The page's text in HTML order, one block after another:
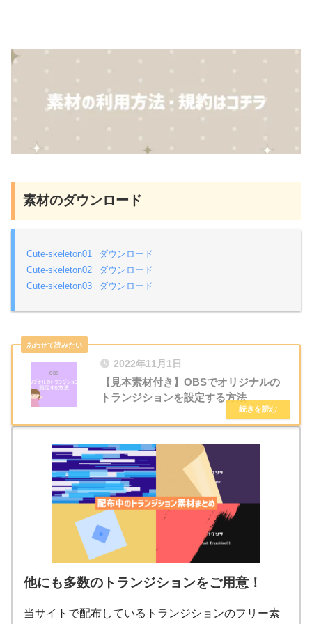
素材のダウンロード
Cute-skeleton01
ダウンロード
Cute-skeleton02
ダウンロード
Cute-skeleton03
ダウンロード
2022年11月1日
【見本素材付き】OBSでオリジナルの
トランジションを設定する方法
他にも多数のトランジションをご用意！
当サイトで配布しているトランジションのフリー素